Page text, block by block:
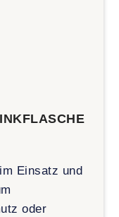
Einsatz und
oder